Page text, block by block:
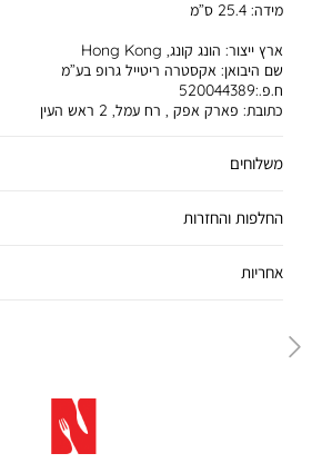
מידה: 25.4 ס”מ
ארץ ייצור: הונג קונג, Hong Kong
שם היבואן: אקסטרה ריטייל גרופ בע”מ
ח.פ.:520044389
כתובת: פארק אפק , רח עמל, 2 ראש העין
משלוחים
החלפות והחזרות
אחריות